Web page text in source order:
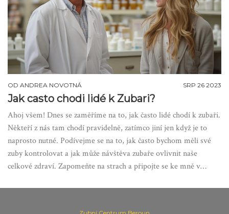
OD ANDREA NOVOTNÁ SRP 26 2023
Jak casto chodi lidé k Zubari?
Ahoj všem! Dnes se zaměříme na to, jak často lidé chodí k zubaři.
Někteří z nás tam chodí pravidelně, zatímco jiní jen když je to
naprosto nutné. Podívejme se na to, jak často bychom měli své
zuby kontrolovat a jak může návštěva zubaře ovlivnit naše
celkové zdraví. Zapomeňte na strach a připojte se ke mně v